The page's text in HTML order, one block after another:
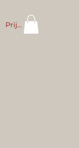
Prijava